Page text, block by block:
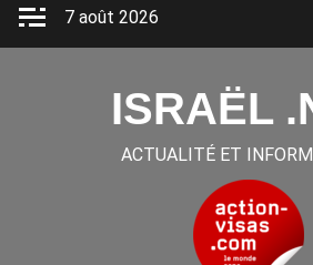
Aller
7 août 2026
ISRAËL
ACTUALITÉ ET